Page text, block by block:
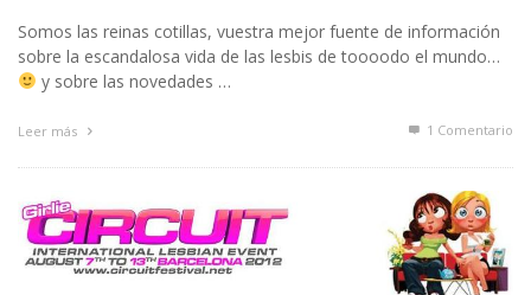
Somos las reinas cotillas, vuestra mejor fuente de información
sobre la escandalosa vida de las lesbis de toooodo el mundo…
y sobre las novedades …
Leer más 1 Comentario